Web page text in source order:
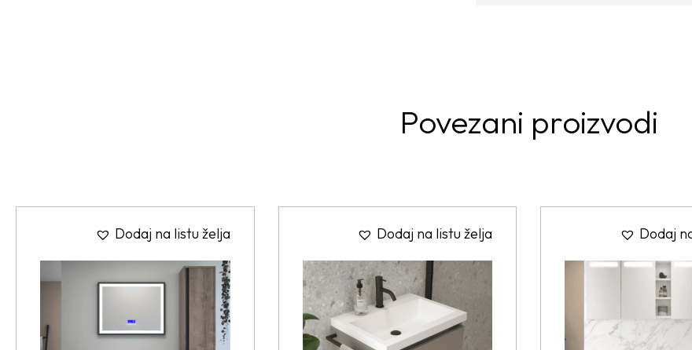
Povezani proizvodi
Dodaj na listu želja Dodaj na listu želja Dodaj